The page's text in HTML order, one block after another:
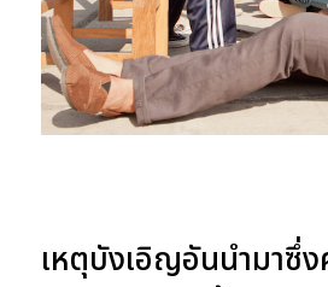
เหตุบังเอิญอันนำมาซึ่ง